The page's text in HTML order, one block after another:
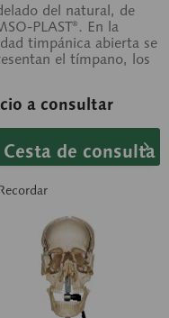
del natural, de
PLAST®. En la
timpánica abierta se
el tímpano, los
a consultar
Cesta de consulta